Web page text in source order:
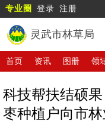
专业圈 登录 注册
灵武市林草局
首页 资讯 图册 领
科技帮扶结硕
枣种植户向市